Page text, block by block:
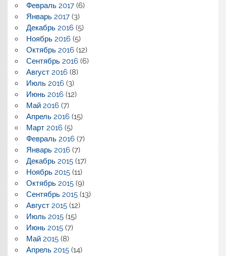
Февраль 2017(6)
Январь 2017(3)
Декабрь 2016(5)
Ноябрь 2016(5)
Октябрь 2016(12)
Сентябрь 2016(6)
Август 2016(8)
Июль 2016(3)
Июнь 2016(12)
Май 2016(7)
Апрель 2016(15)
Март 2016(5)
Февраль 2016(7)
Январь 2016(7)
Декабрь 2015(17)
Ноябрь 2015(11)
Октябрь 2015(9)
Сентябрь 2015(13)
Август 2015(12)
Июль 2015(15)
Июнь 2015(7)
Май 2015(8)
Апрель 2015(14)